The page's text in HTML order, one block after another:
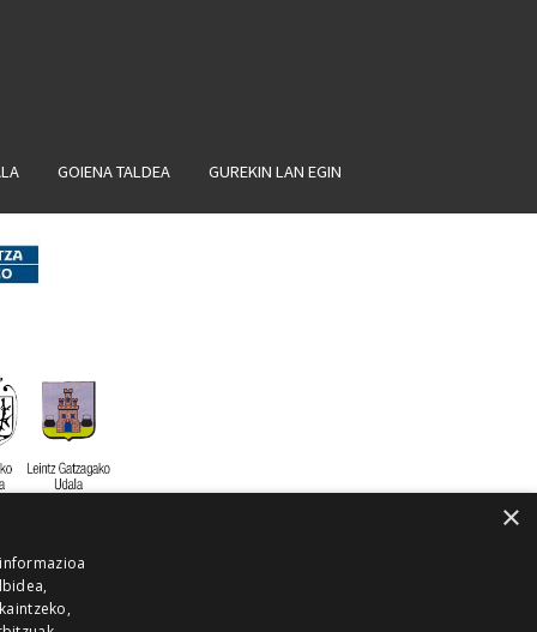
GOIENA TALDEA GUREKIN LAN EGIN
×